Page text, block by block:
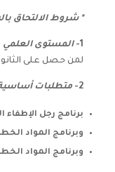
* شروط الالتحاق
1- المستوى العلمي
لمن حصل على
2- متطلبات
برنامج رجل الإطفاء
وبرنامج المواد
وبرنامج المواد